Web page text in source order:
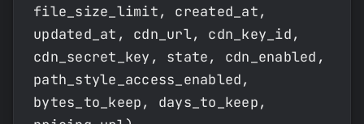
file_size_limit, created_at,
updated_at, cdn_url, cdn_key_id,
cdn_secret_key, state, cdn_enabled,
path_style_access_enabled,
bytes_to_keep, days_to_keep,